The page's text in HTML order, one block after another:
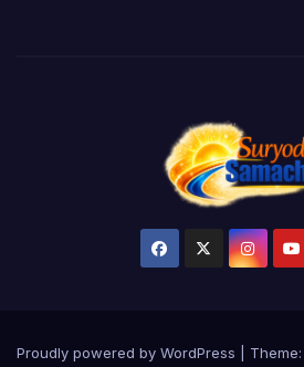
Proudly powered by WordPress Theme: